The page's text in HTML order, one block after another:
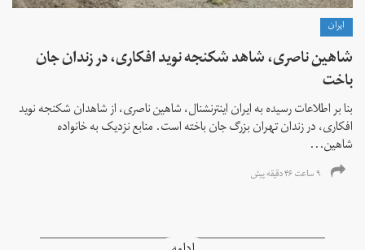
ايران
شاهین ناصری، شاهد شکنجه نوید افکاری، در زندان جان
باخت
بنا بر اطلاعات رسیده به ایران اینترنشنال، شاهین ناصری، از شاهدان شکنجه نوید
افکاری، در زندان تهران بزرگ جان باخته است. منابع نزدیک به خانواده
شاهین...
۹ ساعت ۴۶ دقیقه پیش